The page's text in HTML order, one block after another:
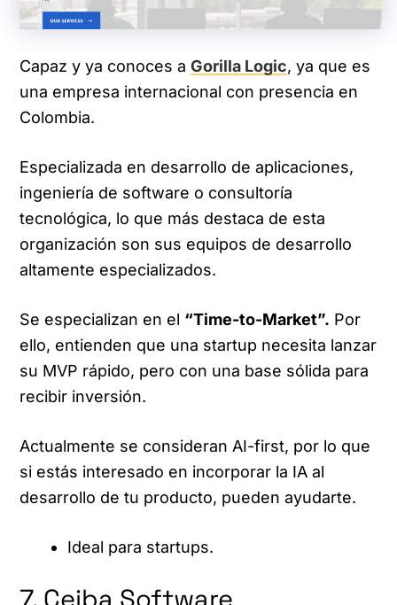
Capaz y ya conoces a Gorilla Logic, ya que es
una empresa internacional con presencia en
Colombia.
Especializada en desarrollo de aplicaciones,
ingeniería de software o consultoría
tecnológica, lo que más destaca de esta
organización son sus equipos de desarrollo
altamente especializados.
Se especializan en el “Time-to-Market”. Por
ello, entienden que una startup necesita lanzar
su MVP rápido, pero con una base sólida para
recibir inversión.
Actualmente se consideran AI-first, por lo que
si estás interesado en incorporar la IA al
desarrollo de tu producto, pueden ayudarte.
Ideal para startups.